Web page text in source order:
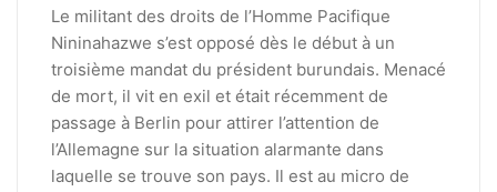
Le militant des droits de l’Homme Pacifique
Nininahazwe s’est opposé dès le début à un
troisième mandat du président burundais. Menacé
de mort, il vit en exil et était récemment de
passage à Berlin pour attirer l’attention de
l’Allemagne sur la situation alarmante dans
laquelle se trouve son pays. Il est au micro de